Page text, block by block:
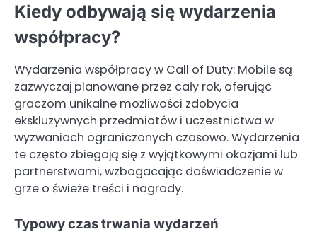
Kiedy odbywają się wydarzenia
współpracy?
Wydarzenia współpracy w Call of Duty: Mobile są
zazwyczaj planowane przez cały rok, oferując
graczom unikalne możliwości zdobycia
ekskluzywnych przedmiotów i uczestnictwa w
wyzwaniach ograniczonych czasowo. Wydarzenia
te często zbiegają się z wyjątkowymi okazjami lub
partnerstwami, wzbogacając doświadczenie w
grze o świeże treści i nagrody.
Typowy czas trwania wydarzeń